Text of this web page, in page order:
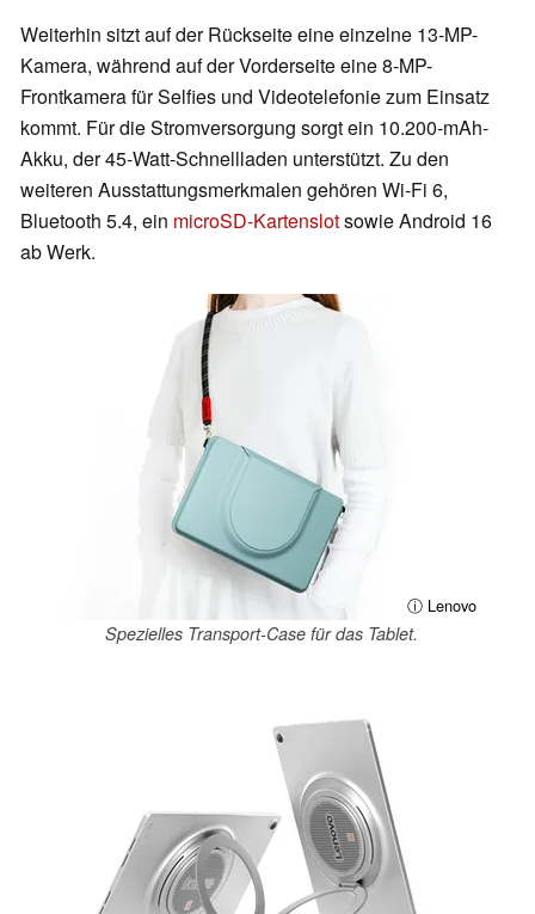
Weiterhin sitzt auf der Rückseite eine einzelne 13-MP-
Kamera, während auf der Vorderseite eine 8-MP-
Frontkamera für Selfies und Videotelefonie zum Einsatz
kommt. Für die Stromversorgung sorgt ein 10.200-mAh-
Akku, der 45-Watt-Schnellladen unterstützt. Zu den
weiteren Ausstattungsmerkmalen gehören Wi-Fi 6,
Bluetooth 5.4, ein microSD-Kartenslotsowie Android 16
ab Werk.
ⓘ Lenovo
Spezielles Transport-Case für das Tablet.